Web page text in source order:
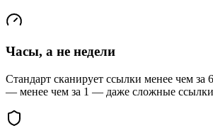
Часы, а не недели
Стандарт сканирует ссылки менее чем за
— менее чем за 1 — даже сложные ссылки